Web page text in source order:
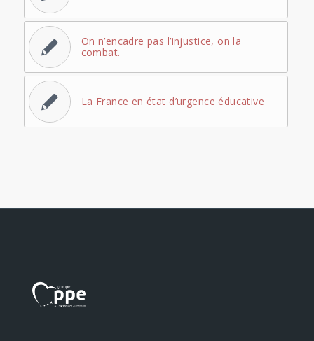
On n’encadre pas l’injustice, on la
combat.
La France en état d’urgence éducative